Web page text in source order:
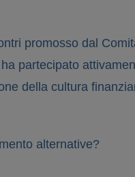
promosso dal
partecipato
della cultura
alternative?